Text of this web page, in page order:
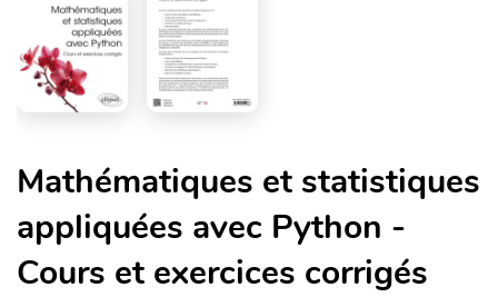
Mathématiques et statistiques
appliquées avec Python -
Cours et exercices corrigés